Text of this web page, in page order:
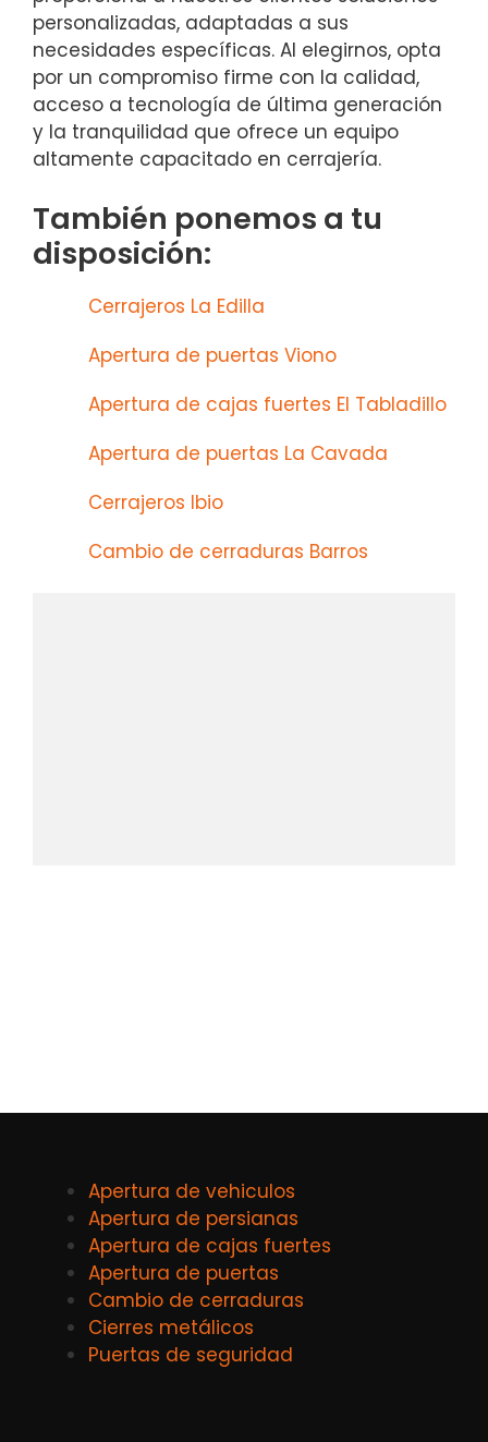
personalizadas, adaptadas a sus
necesidades específicas. Al elegirnos, opta
por un compromiso firme con la calidad,
acceso a tecnología de última generación
y la tranquilidad que ofrece un equipo
altamente capacitado en cerrajería.
También ponemos a tu
disposición:
Cerrajeros La Edilla
Apertura de puertas Viono
Apertura de cajas fuertes El Tabladillo
Apertura de puertas La Cavada
Cerrajeros Ibio
Cambio de cerraduras Barros
Apertura de vehiculos
Apertura de persianas
Apertura de cajas fuertes
Apertura de puertas
Cambio de cerraduras
Cierres metálicos
Puertas de seguridad